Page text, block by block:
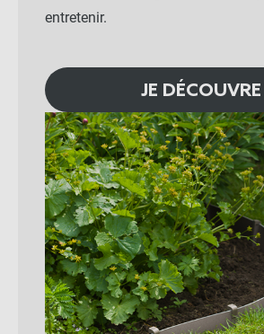
entretenir.
JE DÉCOUVRE